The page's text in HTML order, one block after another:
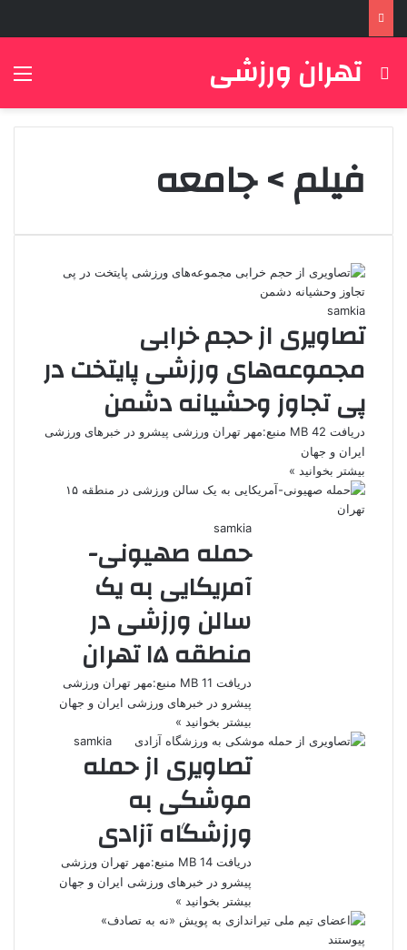
تهران ورزشی
جستجو برای
فیلم > جامعه
samkia
تصاویری از حجم خرابی
مجموعه‌های ورزشی پایتخت در
پی تجاوز وحشیانه دشمن
دریافت 42 MB منبع:مهر تهران ورزشی پیشرو در خبرهای ورزشی
ایران و جهان
بیشتر بخوانید »
samkia
حمله صهیونی-
آمریکایی به یک
سالن ورزشی در
منطقه ۱۵ تهران
دریافت 11 MB منبع:مهر تهران ورزشی
پیشرو در خبرهای ورزشی ایران و جهان
بیشتر بخوانید »
samkia
تصاویری از حمله
موشکی به
ورزشگاه آزادی
دریافت 14 MB منبع:مهر تهران ورزشی
پیشرو در خبرهای ورزشی ایران و جهان
بیشتر بخوانید »